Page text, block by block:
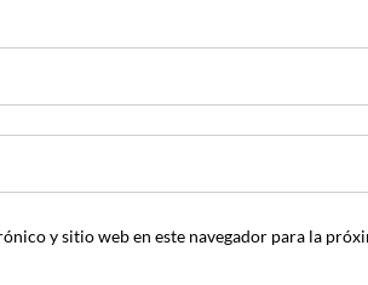
y sitio web en este navegador para la